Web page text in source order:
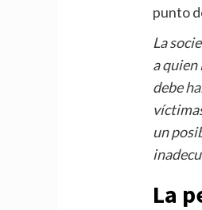
punto
La
a quien
debe
un
La